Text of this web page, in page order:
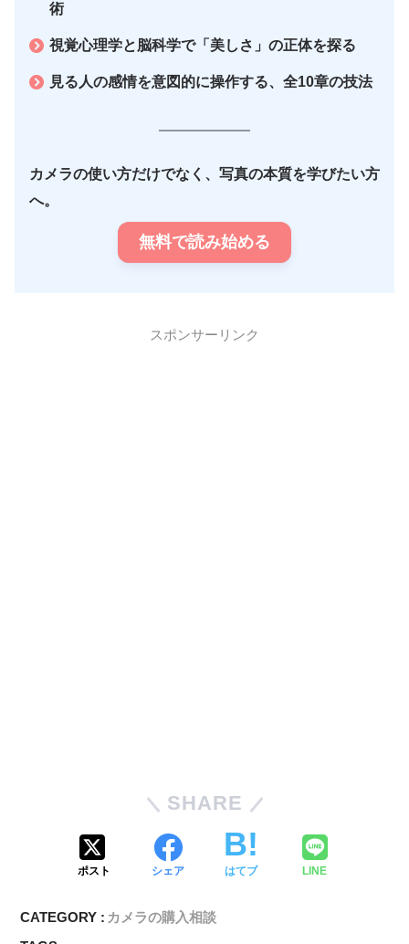
術
視覚心理学と脳科学で「美しさ」の正体を探る
見る人の感情を意図的に操作する、全10章の技法
カメラの使い方だけでなく、写真の本質を学びたい方
へ。
無料で読み始める
スポンサーリンク
SHARE
ポスト シェア はてブ LINE
CATEGORY : カメラの購入相談